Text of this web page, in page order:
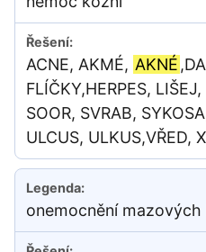
ACNE, AKMÉ, AKNÉ
FLÍČKY,HERPES,
SOOR, SVRAB,
ULCUS, ULKUS,VŘED,
onemocnění